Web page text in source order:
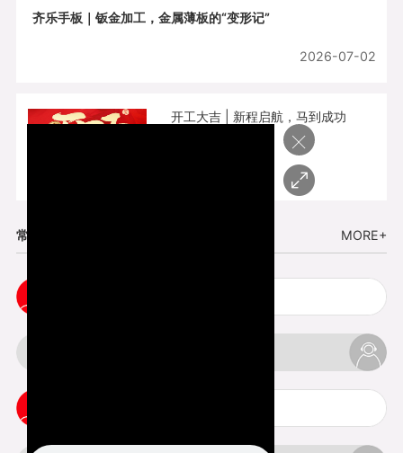
齐乐手板｜钣金加工，金属薄板的“变形记”
2026-07-02
开工大吉 | 新程启航，马到成功
常见问题 MORE+
×